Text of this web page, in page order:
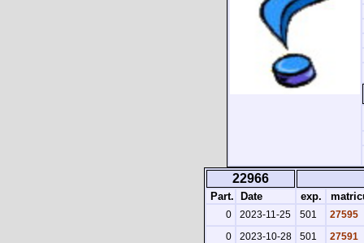
22966
Part. Date exp.
0 2023-11-25 501
27595
0
2023-10-28 501
27591